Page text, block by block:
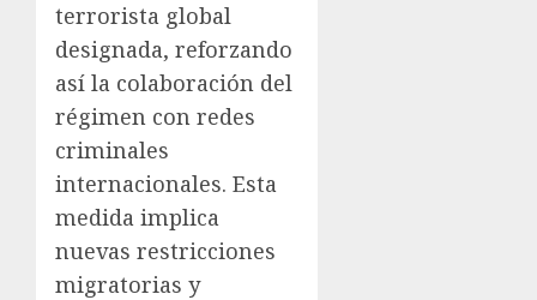
terrorista global
designada, reforzando
así la colaboración del
régimen con redes
criminales
internacionales. Esta
medida implica
nuevas restricciones
migratorias y